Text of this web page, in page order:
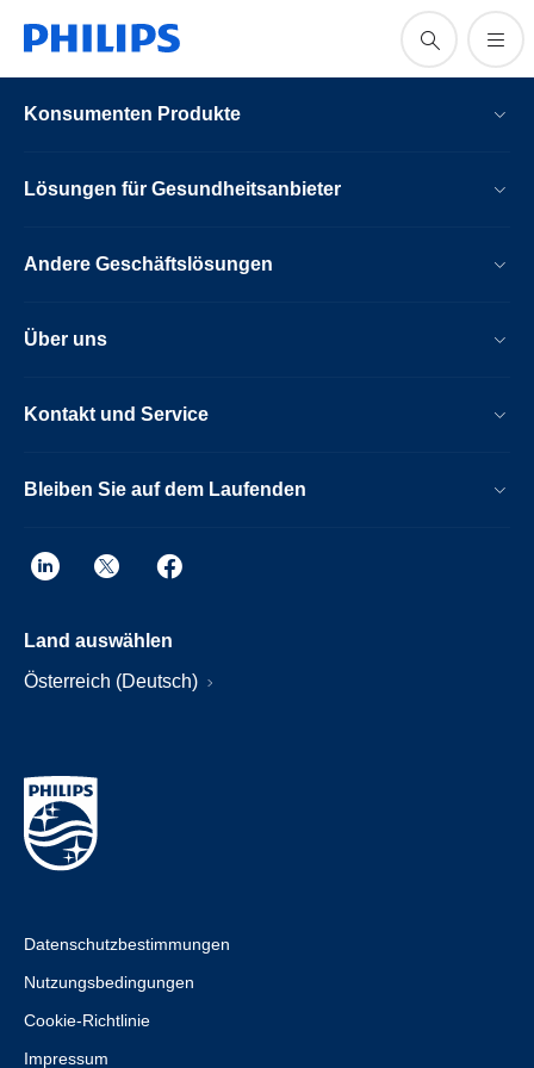
Konsumenten Produkte
Lösungen für Gesundheitsanbieter
Andere Geschäftslösungen
Über uns
Kontakt und Service
Bleiben Sie auf dem Laufenden
Land auswählen
Österreich (Deutsch)
Datenschutzbestimmungen
Nutzungsbedingungen
Cookie-Richtlinie
Impressum